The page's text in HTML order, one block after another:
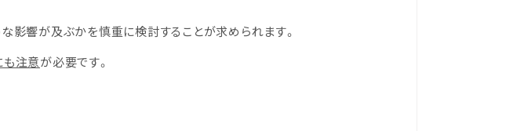
影響が及ぶかを慎重に検討することが求められます。
も注意が必要です。